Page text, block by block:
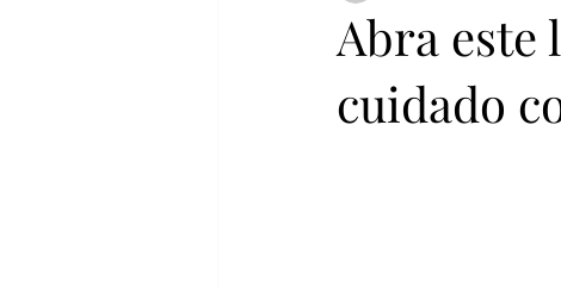
Abra este
cuidado